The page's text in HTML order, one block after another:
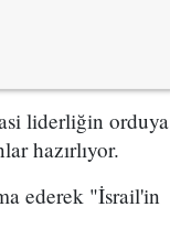
liderliğin orduya
hazırlıyor.
ederek "İsrail'in